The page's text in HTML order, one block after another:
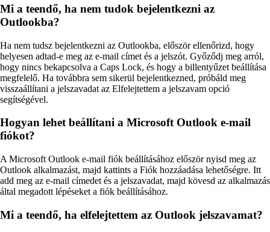
Mi a teendő, ha nem tudok bejelentkezni az
Outlookba?
Ha nem tudsz bejelentkezni az Outlookba, először ellenőrizd, hogy
helyesen adtad-e meg az e-mail címet és a jelszót. Győződj meg arról,
hogy nincs bekapcsolva a Caps Lock, és hogy a billentyűzet beállítása
megfelelő. Ha továbbra sem sikerül bejelentkezned, próbáld meg
visszaállítani a jelszavadat az Elfelejtettem a jelszavam opció
segítségével.
Hogyan lehet beállítani a Microsoft Outlook e-mail
fiókot?
A Microsoft Outlook e-mail fiók beállításához először nyisd meg az
Outlook alkalmazást, majd kattints a Fiók hozzáadása lehetőségre. Itt
add meg az e-mail címedet és a jelszavadat, majd kövesd az alkalmazás
által megadott lépéseket a fiók beállításához.
Mi a teendő, ha elfelejtettem az Outlook jelszavamat?